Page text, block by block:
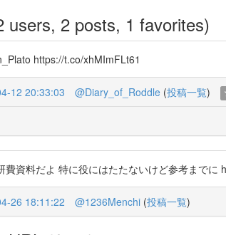
users, 2 posts, 1 favorites)
https://t.co/xhMImFLt61
12 20:33:03 @Diary_of_Roddle (投稿一覧)
費資料だよ 特に役にはたたないけど参考までに
26 18:11:22 @1236Menchi (投稿一覧)